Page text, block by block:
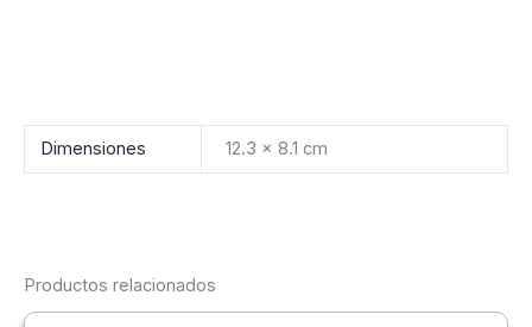
Dimensiones 12.3 × 8.1 cm
Productos relacionados